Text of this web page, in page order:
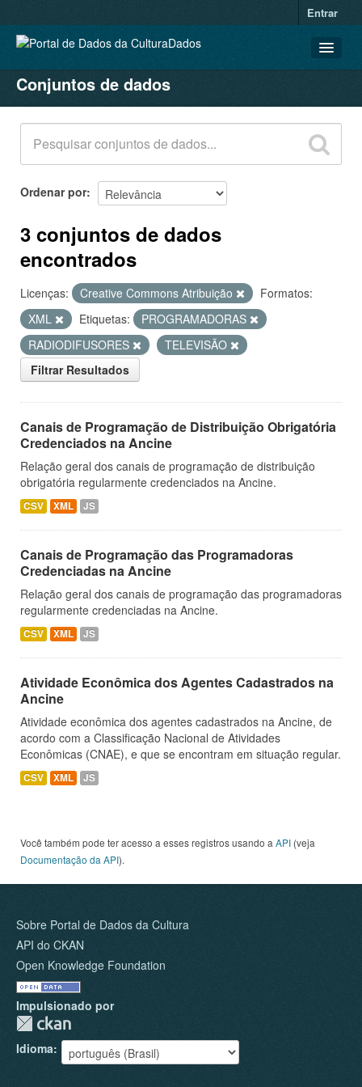
Entrar
CONJUNTOS DE DADOS
ORGANIZAÇÕES
GRUPOS
SOBRE
Conjuntos de dados
Ordenar por
3 conjuntos de dados
encontrados
Licenças: Creative Commons Atribuição
Formatos:
XML
Etiquetas:
PROGRAMADORAS
RADIODIFUSORES
TELEVISÃO
Filtrar Resultados
Canais de Programação de Distribuição Obrigatória
Credenciados na Ancine
Relação geral dos canais de programação de distribuição
obrigatória regularmente credenciados na Ancine.
CSV XML JS
Canais de Programação das Programadoras
Credenciadas na Ancine
Relação geral dos canais de programação das programadoras
regularmente credenciadas na Ancine.
CSV XML JS
Atividade Econômica dos Agentes Cadastrados na
Ancine
Atividade econômica dos agentes cadastrados na Ancine, de
acordo com a Classificação Nacional de Atividades
Econômicas (CNAE), e que se encontram em situação regular.
CSV XML JS
Você também pode ter acesso a esses registros usando a API (veja
Documentação da API).
Sobre Portal de Dados da Cultura
API do CKAN
Open Knowledge Foundation
Impulsionado por
Idioma